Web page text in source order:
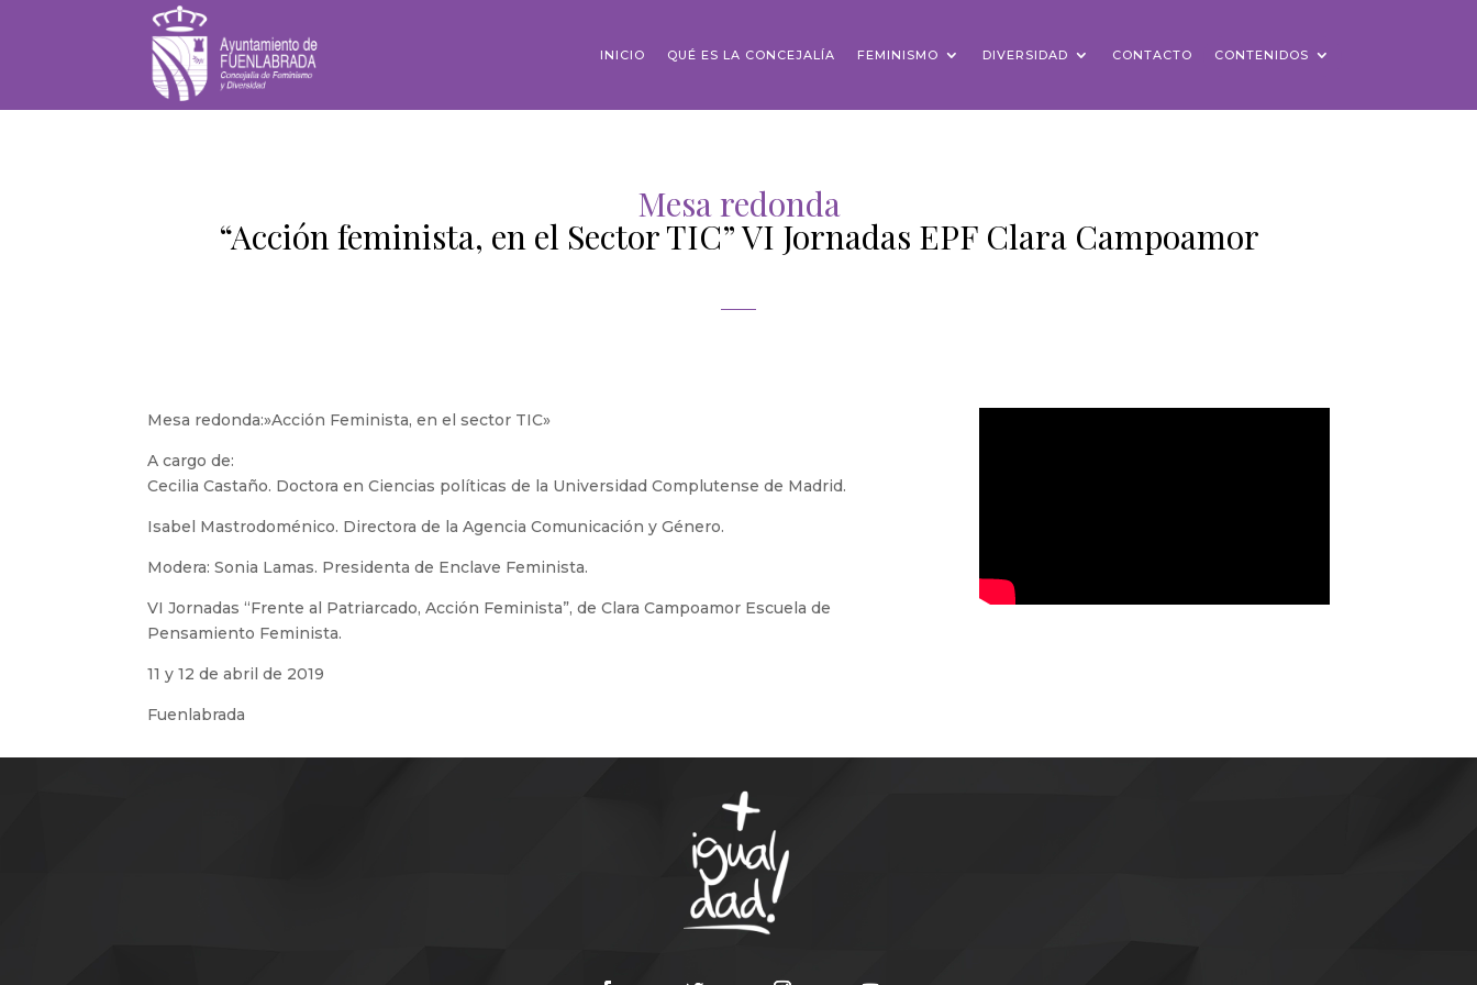
INICIO QUÉ ES LA CONCEJALÍA FEMINISMO DIVERSIDAD CONTACTO CONTENIDOS
Mesa redonda
“Acción feminista, en el Sector TIC” VI Jornadas EPF Clara Campoamor
Mesa redonda:»Acción Feminista, en el sector TIC»
A cargo de:
Cecilia Castaño. Doctora en Ciencias políticas de la Universidad Complutense de Madrid.
Isabel Mastrodoménico. Directora de la Agencia Comunicación y Género.
Modera: Sonia Lamas. Presidenta de Enclave Feminista.
VI Jornadas “Frente al Patriarcado, Acción Feminista”, de Clara Campoamor Escuela de
Pensamiento Feminista.
11 y 12 de abril de 2019
Fuenlabrada